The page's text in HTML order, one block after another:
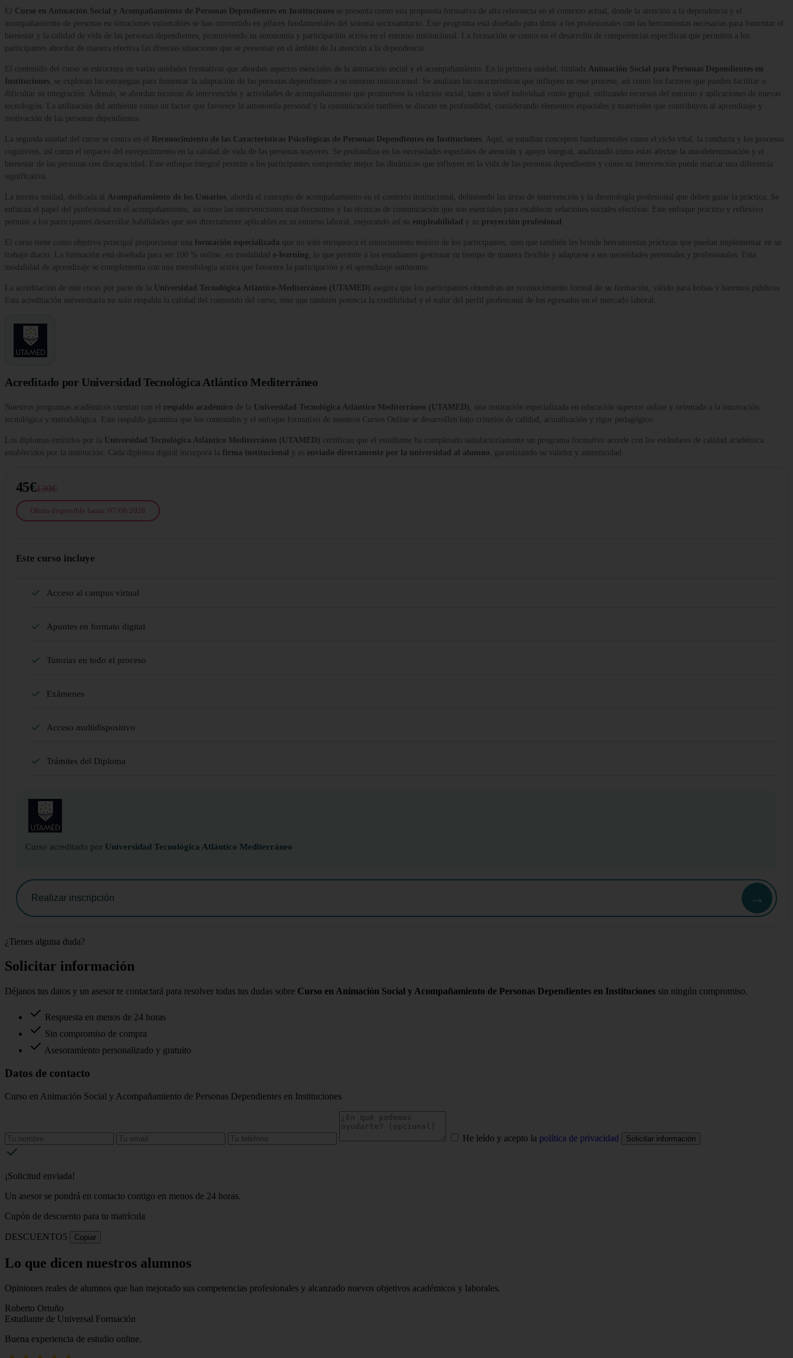
El Curso en Animación Social y Acompañamiento de Personas Dependientes en Instituciones se presenta como una propuesta formativa de alta relevancia en el contexto actual, donde la atención a la dependencia y el
acompañamiento de personas en situaciones vulnerables se han convertido en pilares fundamentales del sistema sociosanitario. Este programa está diseñado para dotar a los profesionales con las herramientas necesarias para fomentar el
bienestar y la calidad de vida de las personas dependientes, promoviendo su autonomía y participación activa en el entorno institucional. La formación se centra en el desarrollo de competencias específicas que permiten a los
participantes abordar de manera efectiva las diversas situaciones que se presentan en el ámbito de la atención a la dependencia.
El contenido del curso se estructura en varias unidades formativas que abordan aspectos esenciales de la animación social y el acompañamiento. En la primera unidad, titulada Animación Social para Personas Dependientes en
Instituciones, se exploran las estrategias para fomentar la adaptación de las personas dependientes a su entorno institucional. Se analizan las características que influyen en este proceso, así como los factores que pueden facilitar o
dificultar su integración. Además, se abordan técnicas de intervención y actividades de acompañamiento que promueven la relación social, tanto a nivel individual como grupal, utilizando recursos del entorno y aplicaciones de nuevas
tecnologías. La utilización del ambiente como un factor que favorece la autonomía personal y la comunicación también se discute en profundidad, considerando elementos espaciales y materiales que contribuyen al aprendizaje y
motivación de las personas dependientes.
La segunda unidad del curso se centra en el Reconocimiento de las Características Psicológicas de Personas Dependientes en Instituciones. Aquí, se estudian conceptos fundamentales como el ciclo vital, la conducta y los procesos
cognitivos, así como el impacto del envejecimiento en la calidad de vida de las personas mayores. Se profundiza en las necesidades especiales de atención y apoyo integral, analizando cómo estas afectan la autodeterminación y el
bienestar de las personas con discapacidad. Este enfoque integral permite a los participantes comprender mejor las dinámicas que influyen en la vida de las personas dependientes y cómo su intervención puede marcar una diferencia
significativa.
La tercera unidad, dedicada al Acompañamiento de los Usuarios, aborda el concepto de acompañamiento en el contexto institucional, delineando las áreas de intervención y la deontología profesional que deben guiar la práctica. Se
enfatiza el papel del profesional en el acompañamiento, así como las intervenciones más frecuentes y las técnicas de comunicación que son esenciales para establecer relaciones sociales efectivas. Este enfoque práctico y reflexivo
permite a los participantes desarrollar habilidades que son directamente aplicables en su entorno laboral, mejorando así su empleabilidad y su proyección profesional .
El curso tiene como objetivo principal proporcionar una formación especializada que no solo enriquezca el conocimiento teórico de los participantes, sino que también les brinde herramientas prácticas que puedan implementar en su
trabajo diario. La formación está diseñada para ser 100 % online, en modalidad e-learning, lo que permite a los estudiantes gestionar su tiempo de manera flexible y adaptarse a sus necesidades personales y profesionales. Esta
modalidad de aprendizaje se complementa con una metodología activa que favorece la participación y el aprendizaje autónomo.
La acreditación de este curso por parte de la Universidad Tecnológica Atlántico-Mediterráneo (UTAMED) asegura que los participantes obtendrán un reconocimiento formal de su formación, válido para bolsas y baremos públicos.
Esta acreditación universitaria no solo respalda la calidad del contenido del curso, sino que también potencia la credibilidad y el valor del perfil profesional de los egresados en el mercado laboral.
Acreditado por Universidad Tecnológica Atlántico Mediterráneo
Nuestros programas académicos cuentan con el respaldo académico de la Universidad Tecnológica Atlántico Mediterráneo (UTAMED), una institución especializada en educación superior online y orientada a la innovación
tecnológica y metodológica. Este respaldo garantiza que los contenidos y el enfoque formativo de nuestros Cursos Online se desarrollen bajo criterios de calidad, actualización y rigor pedagógico.
Los diplomas emitidos por la Universidad Tecnológica Atlántico Mediterráneo (UTAMED) certifican que el estudiante ha completado satisfactoriamente un programa formativo acorde con los estándares de calidad académica
establecidos por la institución. Cada diploma digital incorpora la firma institucional y es enviado directamente por la universidad al alumno, garantizando su validez y autenticidad.
45€130€
Oferta disponible hasta: 07/08/2026
Este curso incluye
Acceso al campus virtual
Apuntes en formato digital
Tutorias en todo el proceso
Exámenes
Acceso multidispositivo
Trámites del Diploma
Curso acreditado por Universidad Tecnológica Atlántico Mediterráneo
Realizar inscripción →
¿Tienes alguna duda?
Solicitar información
Déjanos tus datos y un asesor te contactará para resolver todas tus dudas sobre Curso en Animación Social y Acompañamiento de Personas Dependientes en Instituciones sin ningún compromiso.
Respuesta en menos de 24 horas
Sin compromiso de compra
Asesoramiento personalizado y gratuito
Datos de contacto
Curso en Animación Social y Acompañamiento de Personas Dependientes en Instituciones
He leído y acepto la política de privacidad Solicitar información
¡Solicitud enviada!
Un asesor se pondrá en contacto contigo en menos de 24 horas.
Cupón de descuento para tu matrícula
DESCUENTO5 Copiar
Lo que dicen nuestros alumnos
Opiniones reales de alumnos que han mejorado sus competencias profesionales y alcanzado nuevos objetivos académicos y laborales.
Roberto Ortuño
Estudiante de Universal Formación
Buena experiencia de estudio online.